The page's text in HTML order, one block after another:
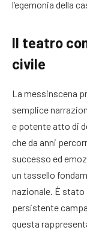
l’egemonia della
Il teatro
civile
La messinscena
semplice
e potente atto di
che da anni
successo ed
un tassello
nazionale. È stato
persistente
questa